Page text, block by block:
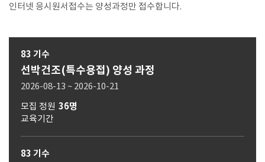
인터넷 응시원서접수는 양성과정만 접수합니다.
83 기수
선박건조(특수용접) 양성 과정
2026-08-13 ~ 2026-10-21
모집 정원 36명
교육기간
83 기수